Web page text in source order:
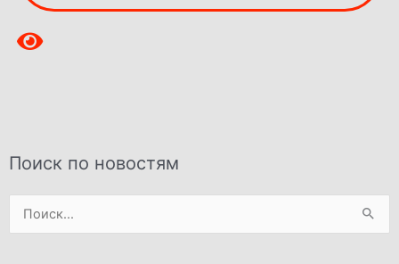
Поиск по новостям
Поиск: